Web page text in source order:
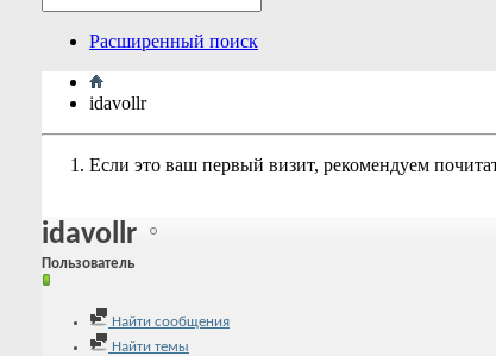
Расширенный поиск
idavollr
Если это ваш первый визит, рекомендуем
idavollr
Пользователь
Найти сообщения
Найти темы